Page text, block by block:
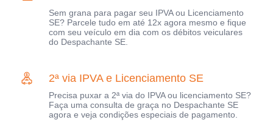
Sem grana para pagar seu IPVA ou Licenciamento
SE? Parcele tudo em até 12x agora mesmo e fique
com seu veículo em dia com os débitos veiculares
do Despachante SE.
2ª via IPVA e Licenciamento SE
Precisa puxar a 2ª via do IPVA ou licenciamento SE?
Faça uma consulta de graça no Despachante SE
agora e veja condições especiais de pagamento.